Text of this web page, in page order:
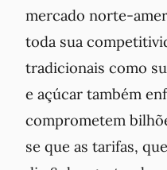
mercado norte-
toda sua
tradicionais como
e açúcar também
comprometem
se que as tarifas,